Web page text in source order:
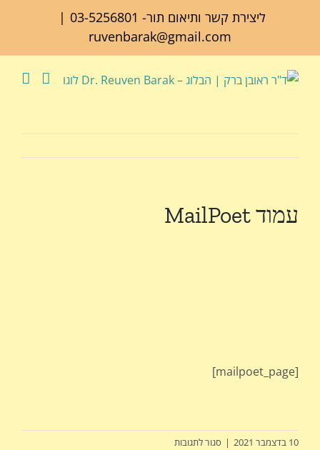
ליצירת קשר ותיאום תור- 03-5256801
|
ruvenbarak@gmail.com
עמוד MailPoet
[mailpoet_page]
10 בדצמבר 2021 | סגור לתגובותעל